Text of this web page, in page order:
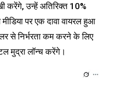
करेंगे, उन्हें अतिरिक्त 10%
पर एक दावा वायरल हुआ
से निर्भरता कम करने के लिए
मुद्रा लॉन्च करेंगे।